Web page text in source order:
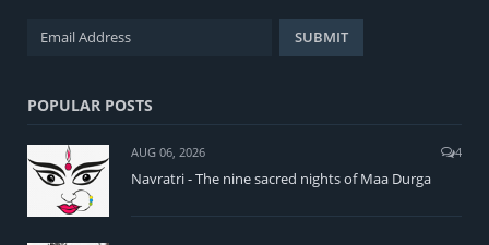
POPULAR POSTS
AUG 06, 2026 4
Navratri - The nine sacred nights of Maa Durga